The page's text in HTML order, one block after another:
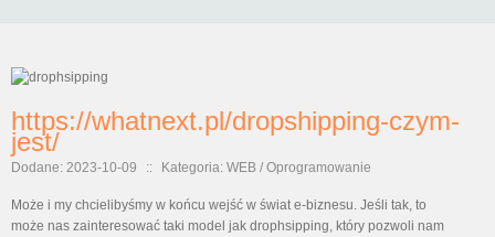
https://whatnext.pl/dropshipping-czym-
jest/
Dodane: 2023-10-09 :: Kategoria: WEB / Oprogramowanie
Może i my chcielibyśmy w końcu wejść w świat e-biznesu. Jeśli tak, to
może nas zainteresować taki model jak drophsipping, który pozwoli nam